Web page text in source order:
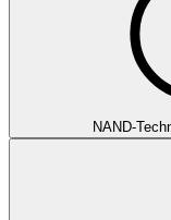
NAND-